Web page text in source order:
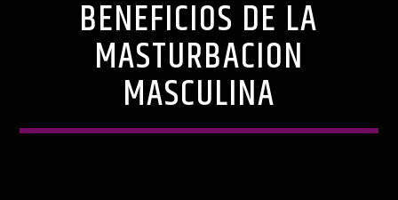
BENEFICIOS DE LA
MASTURBACION
MASCULINA